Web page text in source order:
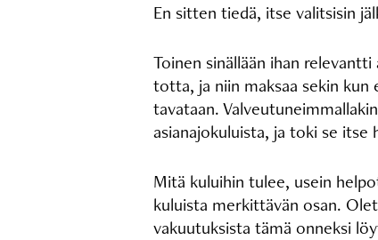
En sitten tiedä, itse valitsisin
Toinen sinällään ihan
totta, ja niin maksaa sekin kun
tavataan.
asianajokuluista, ja toki se itse
Mitä kuluihin tulee, usein
kuluista merkittävän osan.
vakuutuksista tämä onneksi